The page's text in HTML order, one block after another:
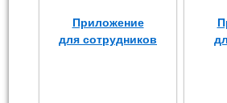
Приложение
для сотрудников